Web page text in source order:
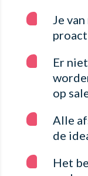
Je
Er
op
Alle
de
Het